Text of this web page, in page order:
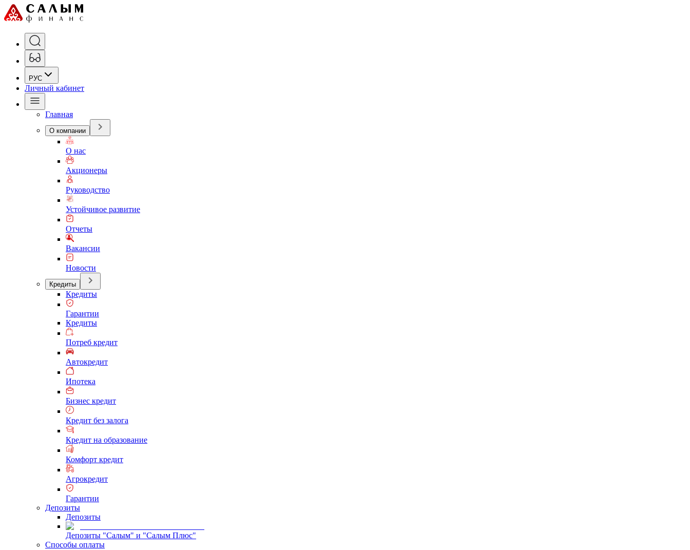
РУС
Личный кабинет
Главная
О компании
О нас
Акционеры
Руководство
Устойчивое развитие
Отчеты
Вакансии
Новости
Кредиты
Кредиты
Гарантии
Кредиты
Потреб кредит
Автокредит
Ипотека
Бизнес кредит
Кредит без залога
Кредит на образование
Комфорт кредит
Агрокредит
Гарантии
Депозиты
Депозиты
Депозиты "Салым" и "Салым Плюс"
Способы оплаты